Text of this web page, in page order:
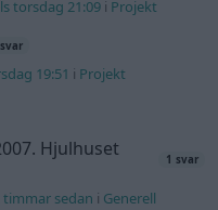
torsdag 21:09 i Projekt
19:51 i Projekt
Hjulhuset
1 svar
timmar sedan i Generell